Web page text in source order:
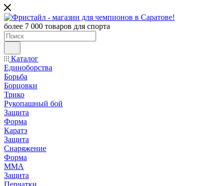
более 7 000 товаров для спорта
Каталог
Единоборства
Борьба
Борцовки
Трико
Рукопашный бой
Защита
Форма
Каратэ
Защита
Снаряжение
Форма
ММА
Защита
Перчатки